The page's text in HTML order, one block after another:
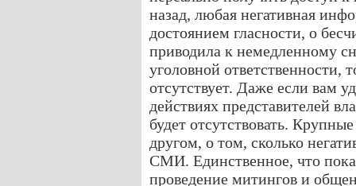
назад, любая негативная
достоянием гласности, о
приводила к немедленному
уголовной ответственности,
отсутствует. Даже если вам
действиях представителей
будет отсутствовать.
другом, о том, сколько
СМИ. Единственное, что пока
проведение митингов и